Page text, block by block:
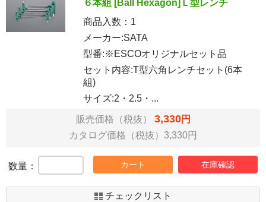
６本組 [Ball Hexagon]Ｌ型レンチ
商品入数： 1
メーカー:SATA
型番:※ESCOオリジナルセット品
セット内容:T型六角レンチセット(6本
組)
サイズ:2・2.5・...
販売価格（税抜） 3,330円
カタログ価格（税抜）3,330円
数量： カート 在庫確認
チェックリスト